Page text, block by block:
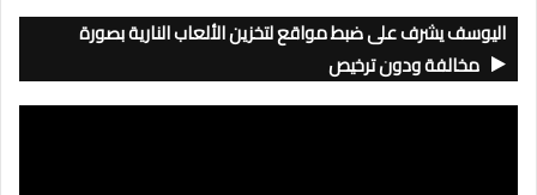
اليوسف يشرف على ضبط مواقع لتخزين الألعاب النارية بصورة
مخالفة ودون ترخيص